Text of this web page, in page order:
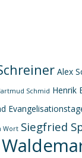
Alex
Schmid Henrik
Wort Siegfried